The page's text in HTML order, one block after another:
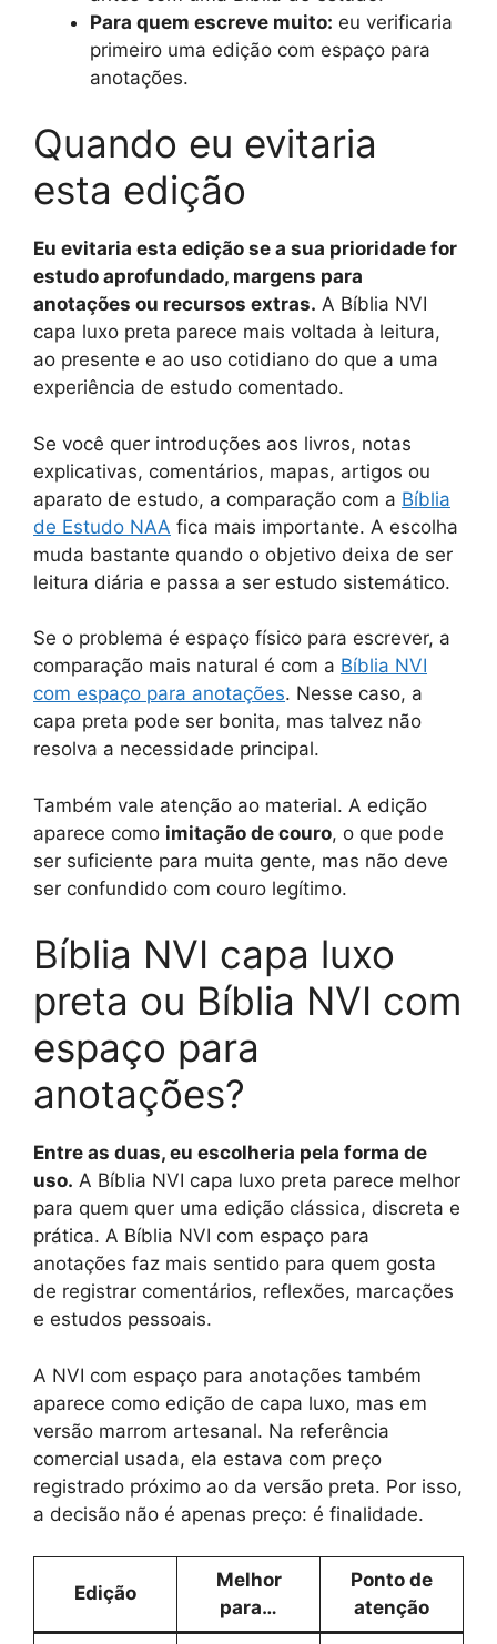
Para quem escreve muito: eu verificaria
primeiro uma edição com espaço para
anotações.
Quando eu evitaria
esta edição
Eu evitaria esta edição se a sua prioridade for
estudo aprofundado, margens para
anotações ou recursos extras. A Bíblia NVI
capa luxo preta parece mais voltada à leitura,
ao presente e ao uso cotidiano do que a uma
experiência de estudo comentado.
Se você quer introduções aos livros, notas
explicativas, comentários, mapas, artigos ou
aparato de estudo, a comparação com a Bíblia
de Estudo NAA fica mais importante. A escolha
muda bastante quando o objetivo deixa de ser
leitura diária e passa a ser estudo sistemático.
Se o problema é espaço físico para escrever, a
comparação mais natural é com a Bíblia NVI
com espaço para anotações. Nesse caso, a
capa preta pode ser bonita, mas talvez não
resolva a necessidade principal.
Também vale atenção ao material. A edição
aparece como imitação de couro, o que pode
ser suficiente para muita gente, mas não deve
ser confundido com couro legítimo.
Bíblia NVI capa luxo
preta ou Bíblia NVI com
espaço para
anotações?
Entre as duas, eu escolheria pela forma de
uso. A Bíblia NVI capa luxo preta parece melhor
para quem quer uma edição clássica, discreta e
prática. A Bíblia NVI com espaço para
anotações faz mais sentido para quem gosta
de registrar comentários, reflexões, marcações
e estudos pessoais.
A NVI com espaço para anotações também
aparece como edição de capa luxo, mas em
versão marrom artesanal. Na referência
comercial usada, ela estava com preço
registrado próximo ao da versão preta. Por isso,
a decisão não é apenas preço: é finalidade.
Edição
Melhor
para…
Ponto de
atenção